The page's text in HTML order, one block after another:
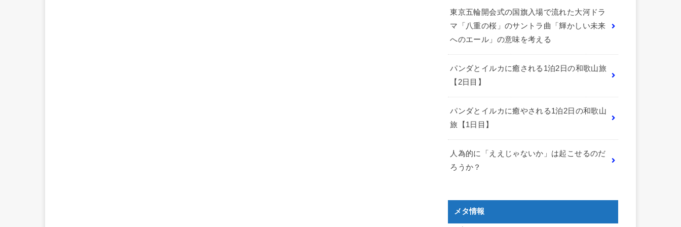
東京五輪開会式の国旗入場で流れた大河ドラ
マ「八重の桜」のサントラ曲「輝かしい未来
へのエール」の意味を考える
パンダとイルカに癒される1泊2日の和歌山旅
【2日目】
パンダとイルカに癒やされる1泊2日の和歌山
旅【1日目】
人為的に「ええじゃないか」は起こせるのだ
ろうか？
メタ情報